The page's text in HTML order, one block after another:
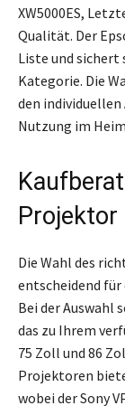
XW5000ES,
Qualität. Der
Liste und sichert
Kategorie. Die
den
Nutzung im
Projektor
Die Wahl des
entscheidend
Bei der Auswahl
das zu Ihrem
75 Zoll und 86
Projektoren
wobei der Sony